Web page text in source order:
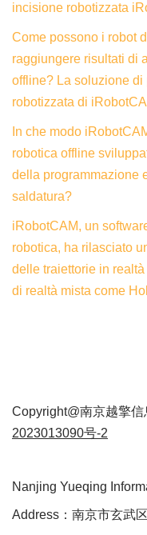
incisione robotizzata
Come possono i robot
raggiungere risultati di
offline? La soluzione
robotizzata di
In che modo
robotica offline
della programmazione
saldatura?
iRobotCAM, un
robotica, ha rilasciato
delle traiettorie in
di realtà mista come
Copyright@南京越擎信
2023013090号-2
Nanjing Yueqing
Address：南京市玄武